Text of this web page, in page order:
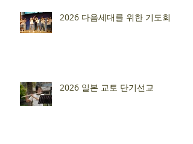
2026 다음세대를 위한 기도회
2026 일본 교토 단기선교